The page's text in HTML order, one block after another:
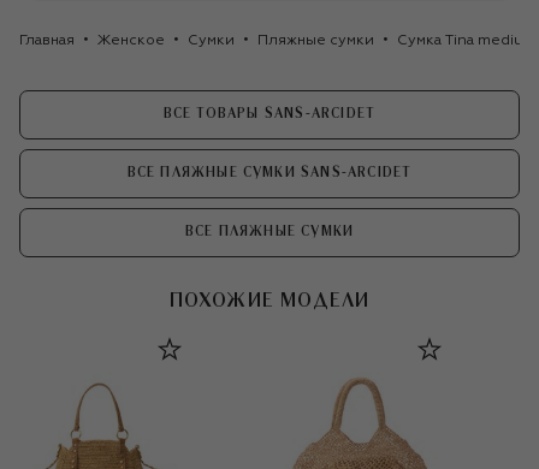
Главная Женское Сумки Пляжные сумки Сумка Tina
ВСЕ ТОВАРЫ SANS-ARCIDET
ВСЕ ПЛЯЖНЫЕ СУМКИ SANS-ARCIDET
ВСЕ ПЛЯЖНЫЕ СУМКИ
ПОХОЖИЕ МОДЕЛИ